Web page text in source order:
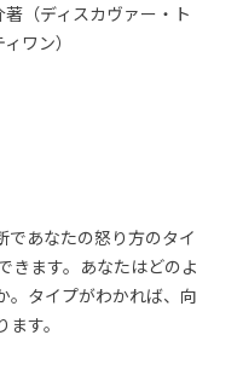
（ディスカヴァー・ト
ワン）
であなたの怒り方のタイ
きます。あなたはどのよ
。タイプがわかれば、向
す。